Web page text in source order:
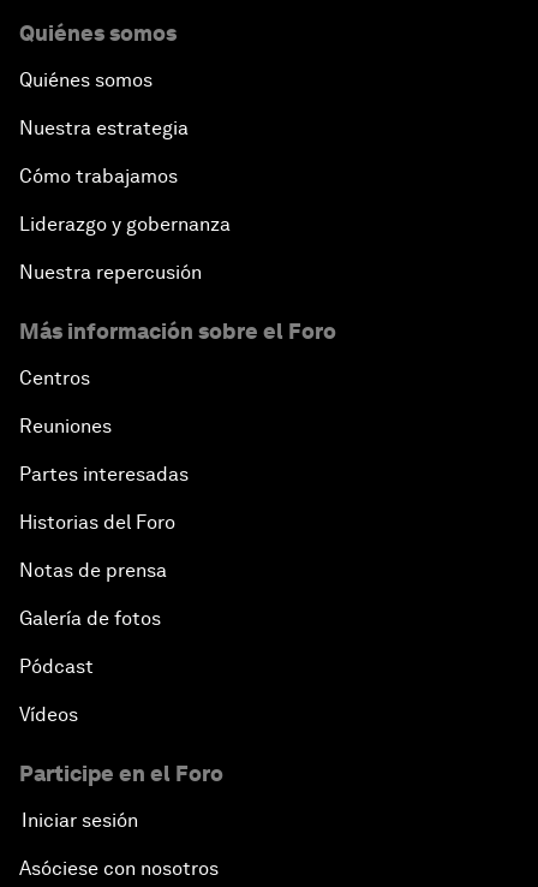
Quiénes somos
Quiénes somos
Nuestra estrategia
Cómo trabajamos
Liderazgo y gobernanza
Nuestra repercusión
Más información sobre el Foro
Centros
Reuniones
Partes interesadas
Historias del Foro
Notas de prensa
Galería de fotos
Pódcast
Vídeos
Participe en el Foro
Iniciar sesión
Asóciese con nosotros